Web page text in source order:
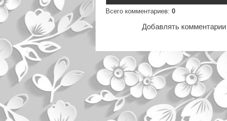
Всего комментариев: 0
Добавлять комментарии